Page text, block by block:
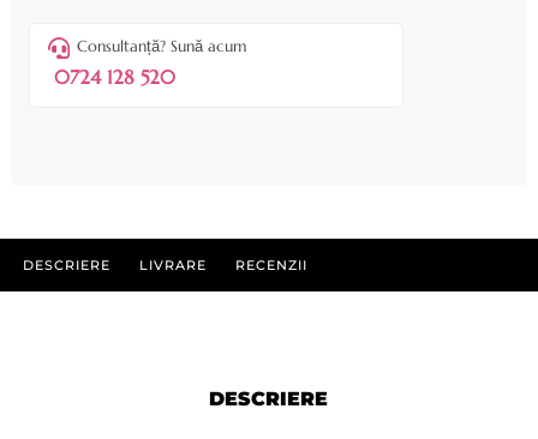
Consultanță? Sună acum
0724 128 520
DESCRIERE LIVRARE RECENZII
DESCRIERE